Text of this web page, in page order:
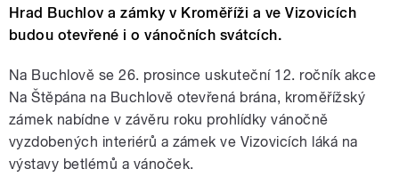
Hrad Buchlov a zámky v Kroměříži a ve Vizovicích
budou otevřené i o vánočních svátcích.
Na Buchlově se 26. prosince uskuteční 12. ročník akce
Na Štěpána na Buchlově otevřená brána, kroměřížský
zámek nabídne v závěru roku prohlídky vánočně
vyzdobených interiérů a zámek ve Vizovicích láká na
výstavy betlémů a vánoček.